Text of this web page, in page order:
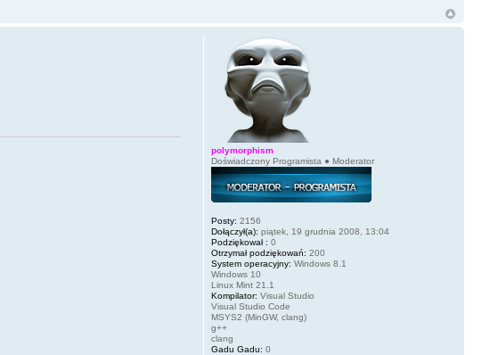
polymorphism
Doświadczony Programista ● Moderator
Posty: 2156
Dołączył(a): piątek, 19 grudnia 2008, 13:04
Podziękował : 0
Otrzymał podziękowań: 200
System operacyjny: Windows 8.1
Windows 10
Linux Mint 21.1
Kompilator: Visual Studio
Visual Studio Code
MSYS2 (MinGW, clang)
g++
clang
Gadu Gadu: 0